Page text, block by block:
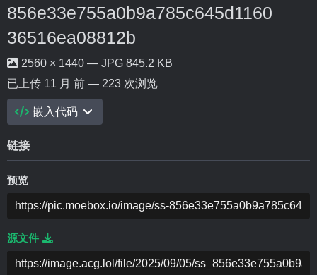
856e33e755a0b9a785c645d1160
36516ea08812b
2560 × 1440 — JPG 845.2 KB
已上传 11 月 前 — 223 次浏览
嵌入代码
链接
预览
源文件